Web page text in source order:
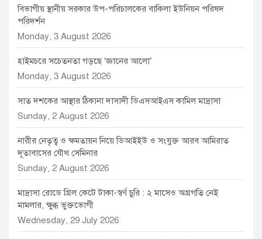
বিভাগীয় স্থানীয় সরকার উপ-পরিচালকের বাকিলা ইউনিয়ন পরিষদ
পরিদর্শন
Monday, 3 August 2026
হাইমচরে সচেতনতা গড়ছে ‘জ্ঞানের আলো’
Monday, 3 August 2026
সাত দশকের আস্থার ঠিকানা দাসাদী ডিএসআইএস কামিল মাদ্রাসা
Sunday, 2 August 2026
নারীর নেতৃত্ব ও ক্ষমতায়ন নিয়ে ডিআইইউ ও সংযুক্ত আরব আমিরাত
দূতাবাসের যৌথ সেমিনার
Sunday, 2 August 2026
মাদ্রাসা রোডে গ্রিল কেটে টাকা-স্বর্ণ চুরি : ২ মাসেও অগ্রগতি নেই
মামলার, ক্ষুব্ধ ভুক্তভোগী
Wednesday, 29 July 2026